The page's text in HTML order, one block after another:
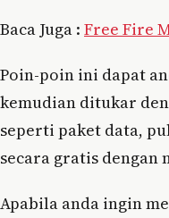
Baca Juga : Free Fire
Poin-poin ini dapat
kemudian ditukar
seperti paket data,
secara gratis dengan
Apabila anda ingin